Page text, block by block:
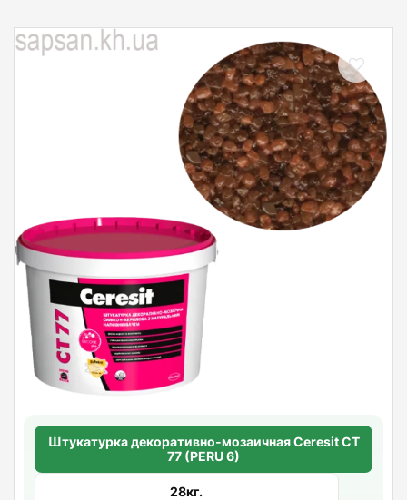
Штукатурка декоративно-мозаичная Ceresit CT
77 (PERU 6)
28кг.